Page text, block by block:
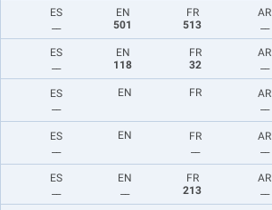
AR
FR
513
EN
501
ES
AR
FR
32
EN
118
ES
AR
FR
EN
ES
AR
FR
EN
ES
AR
FR
213
EN
ES